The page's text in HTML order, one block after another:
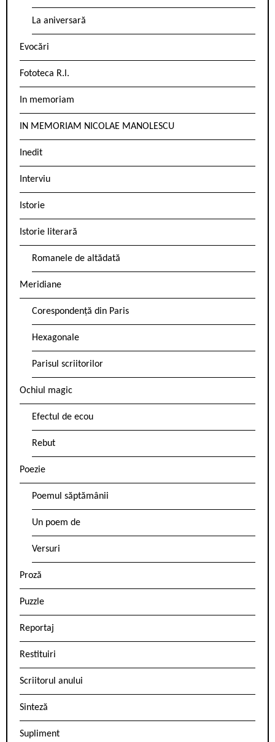
La aniversară
Evocări
Fototeca R.l.
In memoriam
IN MEMORIAM NICOLAE MANOLESCU
Inedit
Interviu
Istorie
Istorie literară
Romanele de altădată
Meridiane
Corespondență din Paris
Hexagonale
Parisul scriitorilor
Ochiul magic
Efectul de ecou
Rebut
Poezie
Poemul săptămânii
Un poem de
Versuri
Proză
Puzzle
Reportaj
Restituiri
Scriitorul anului
Sinteză
Supliment